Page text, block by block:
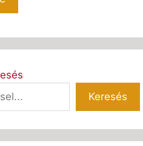
Keresés